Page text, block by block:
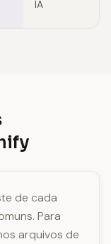
IA
de cada
Para
arquivos de